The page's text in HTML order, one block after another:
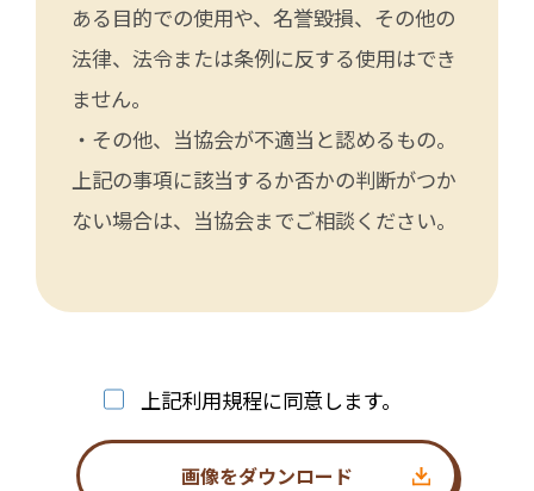
ある目的での使用や、名誉毀損、その他の
法律、法令または条例に反する使用はでき
ません。
・その他、当協会が不適当と認めるもの。
上記の事項に該当するか否かの判断がつか
ない場合は、当協会までご相談ください。
上記利用規程に同意します。
画像をダウンロード